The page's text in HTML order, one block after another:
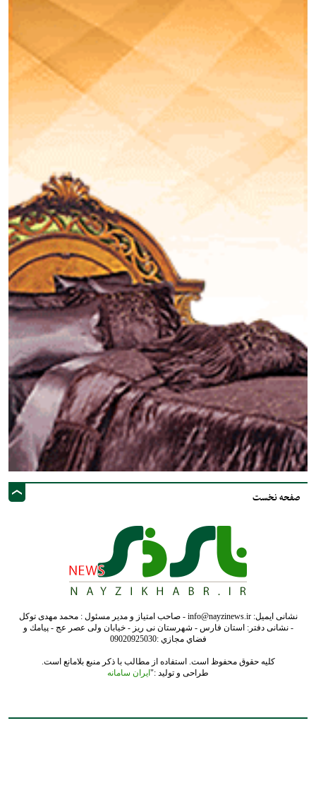
صفحه نخست
نشانی ایمیل: info@nayzinews.ir - صاحب امتیاز و مدیر مسئول : محمد مهدی توکل
- نشانی دفتر: استان فارس - شهرستان نی ریز - خیابان ولی عصر عج - پيامك و
فضاي مجازي :09020925030
کلیه حقوق محفوظ است. استفاده از مطالب با ذکر منبع بلامانع است.
طراحی و تولید :"ایران سامانه